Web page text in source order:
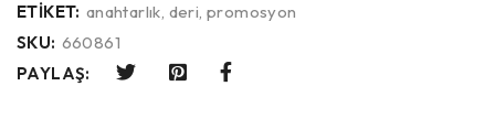
ETIKET: anahtarlık, deri,promosyon
SKU: 660861
PAYLAŞ: